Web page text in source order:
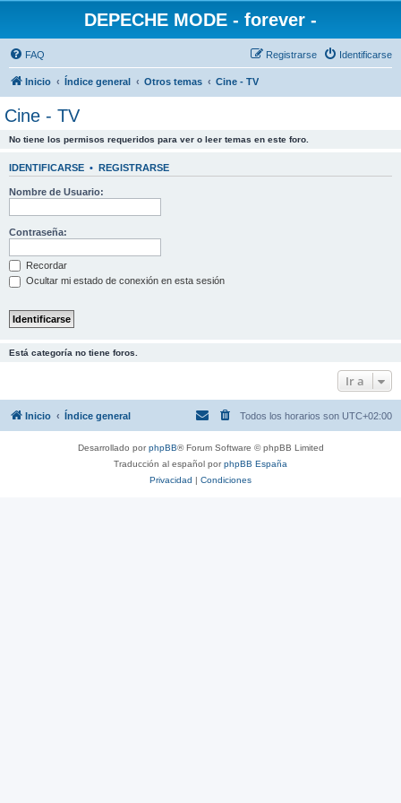
DEPECHE MODE - forever -
FAQ Identificarse
Registrarse
Inicio Índice general Otros temas Cine - TV
Cine - TV
No tiene los permisos requeridos para ver o leer temas en este foro.
IDENTIFICARSE • REGISTRARSE
Nombre de Usuario:
Contraseña:
Recordar
Ocultar mi estado de conexión en esta sesión
Está categoría no tiene foros.
Ir a
Inicio Índice general Todos los horarios son UTC+02:00
Desarrollado porphpBB® Forum Software © phpBB Limited
Traducción al español porphpBB España
Privacidad | Condiciones